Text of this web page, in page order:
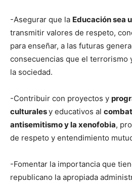
-Asegurar que la Educación sea
transmitir valores de respeto,
para enseñar, a las futuras
consecuencias que el terrorismo
la sociedad.
-Contribuir con proyectos y
culturalesy educativos al
antisemitismo y la xenofobia,
de respeto y entendimiento
-Fomentar la importancia que
republicano la apropiada